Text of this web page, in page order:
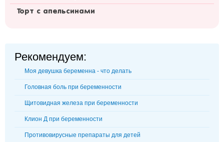
Торт с апельсинами
Рекомендуем:
Моя девушка беременна - что делать
Головная боль при беременности
Щитовидная железа при беременности
Клион Д при беременности
Противовирусные препараты для детей